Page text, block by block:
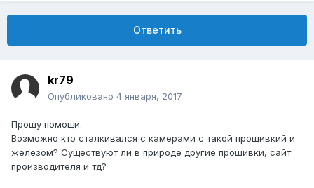
Ответить
kr79
Опубликовано 4 января, 2017
Прошу помощи.
Возможно кто сталкивался с камерами с такой прошивкий и
железом? Существуют ли в природе другие прошивки, сайт
производителя и тд?